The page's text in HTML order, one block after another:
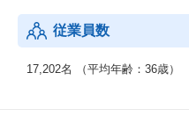
従業員数
17,202名 （平均年齢：36歳）